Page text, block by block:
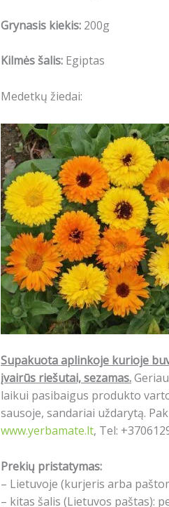
Grynasis kiekis: 200g
Kilmės šalis: Egiptas
Medetkų žiedai:
Supakuota aplinkoje kurioje
įvairūs riešutai, sezamas.
laikui pasibaigus produkto
sausoje, sandariai uždarytą.
www.yerbamate.lt, Tel:
Prekių pristatymas:
– Lietuvoje (kurjeris arba
– kitas šalis (Lietuvos paštas):